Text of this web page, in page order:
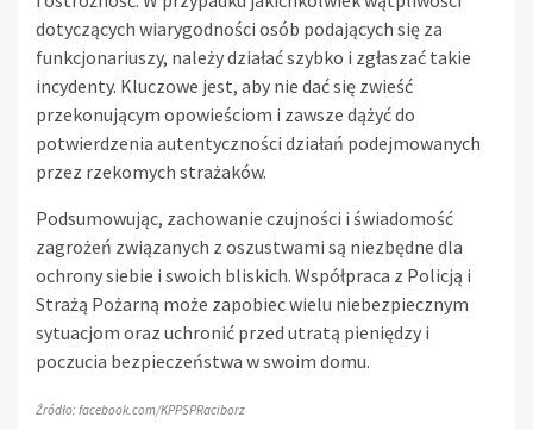
dotyczących wiarygodności osób podających się za
funkcjonariuszy, należy działać szybko i zgłaszać takie
incydenty. Kluczowe jest, aby nie dać się zwieść
przekonującym opowieściom i zawsze dążyć do
potwierdzenia autentyczności działań podejmowanych
przez rzekomych strażaków.
Podsumowując, zachowanie czujności i świadomość
zagrożeń związanych z oszustwami są niezbędne dla
ochrony siebie i swoich bliskich. Współpraca z Policją i
Strażą Pożarną może zapobiec wielu niebezpiecznym
sytuacjom oraz uchronić przed utratą pieniędzy i
poczucia bezpieczeństwa w swoim domu.
Źródło: facebook.com/KPPSPRaciborz